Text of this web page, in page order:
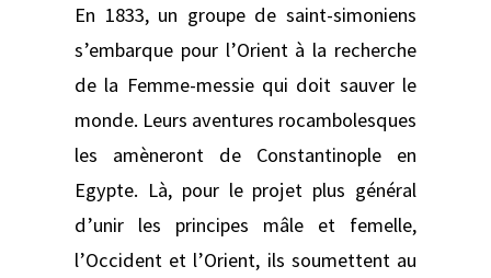
En 1833, un groupe de saint-simoniens
s’embarque pour l’Orient à la recherche
de la Femme-messie qui doit sauver le
monde. Leurs aventures rocambolesques
les amèneront de Constantinople en
Egypte. Là, pour le projet plus général
d’unir les principes mâle et femelle,
l’Occident et l’Orient, ils soumettent au